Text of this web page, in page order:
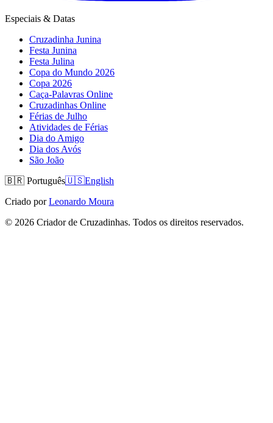
Especiais & Datas
Cruzadinha Junina
Festa Junina
Festa Julina
Copa do Mundo 2026
Copa 2026
Caça-Palavras Online
Cruzadinhas Online
Férias de Julho
Atividades de Férias
Dia do Amigo
Dia dos Avós
São João
🇧🇷 Português🇺🇸English
Criado por Leonardo Moura
© 2026 Criador de Cruzadinhas. Todos os direitos reservados.